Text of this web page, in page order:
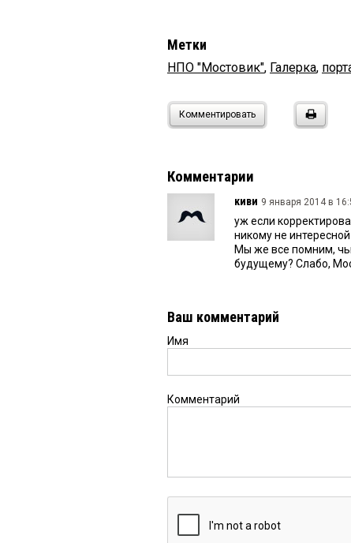
Метки
НПО "Мостовик", Галерка,
Комментировать
Комментарии
киви 9 января 2014 в
уж если
никому не
Мы же все помним,
будущему? Слабо,
Ваш комментарий
Имя
Комментарий